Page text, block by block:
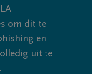
om dit te
en
uit te